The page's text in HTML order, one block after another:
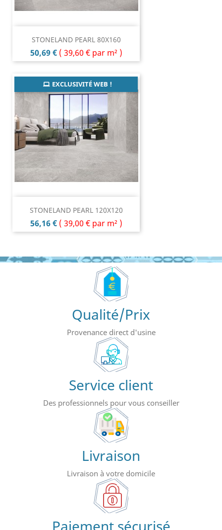
STONELAND PEARL 80X160
Prix
50,69 € ( 39,60 € par m² )
STONELAND PEARL 120X120
Prix
56,16 € ( 39,00 € par m² )
EXCLUSIVITÉ WEB !
Qualité/Prix
Provenance direct d'usine
Service client
Des professionnels pour vous conseiller
Livraison
Livraison à votre domicile
Paiement sécurisé